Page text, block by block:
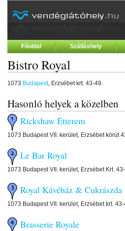
Főoldal Szálláshely
Bistro Royal
1073 Budapest, Erzsébet krt. 43-49.
Hasonló helyek a közelben
Rickshaw Étterem
1073 Budapest VII. kerület, Erzsébet körút
Le Bar Royal
1073 Budapest VII. kerület, Erzsébet Krt.
Royal Kávéház & Cukrászda
1073 Budapest VII. kerület, Erzsébet krt.
Brasserie Royale